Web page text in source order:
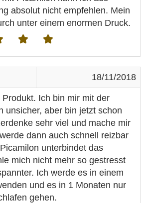
absolut nicht empfehlen. Mein
unter einem enormen Druck.
18/11/2018
Ich bin mir mit der
unsicher, aber bin jetzt schon
sehr viel und mache mir
dann auch schnell reizbar
unterbindet das
mich nicht mehr so gestresst
Ich werde es in einem
und es in 1 Monaten nur
gehen.